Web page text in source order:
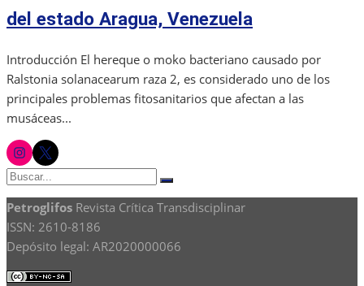
del estado Aragua, Venezuela
Introducción El hereque o moko bacteriano causado por
Ralstonia solanacearum raza 2, es considerado uno de los
principales problemas fitosanitarios que afectan a las
musáceas...
instagram
twitter
Buscar:
Buscar
Petroglifos Revista Crítica Transdisciplinar
ISSN: 2610-8186
Depósito legal: AR2020000066